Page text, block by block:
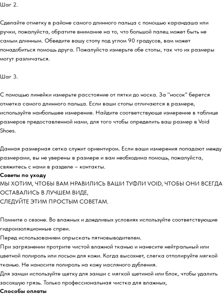
Шаг 2.
Сделайте отметку в районе самого длинного пальца с помощью карандаша или
ручки, пожалуйста, обратите внимание на то, что большой палец может быть не
самым длинным. Обведите вашу стопу под углом 90 градусов, вам может
понадобиться помощь друга. Пожалуйста измерьте обе стопы, так что их размеры
могут различаться.
Шаг 3.
С помощью линейки измерьте расстояние от пятки до носка. За "носок" берется
отметка самого длинного пальца. Если ваши стопы отличаются в размере,
используйте наибольшее измерение. Найдите соответствующе измерение в таблице
размеров предоставленной нами, для того чтобы определить ваш размер в Void
Shoes.
Данная размерная сетка служит ориентиром. Если ваши измерения попадают между
размерами, вы не уверены в размере и вам необходима помощь, пожалуйста,
свяжитесь с нами в разделе – контакты.
Советы по уходу
МЫ ХОТИМ, ЧТОБЫ ВАМ НРАВИЛИСЬ ВАШИ ТУФЛИ VOID, ЧТОБЫ ОНИ ВСЕГДА
ОСТАВАЛИСЬ В ЛУЧШЕМ ВИДЕ,
СЛЕДУЙТЕ ЭТИМ ПРОСТЫМ СОВЕТАМ.
Помните о сезоне. Во влажных и дождливых условиях используйте соответствующие
гидроизоляционные спреи.
Перед использованием опрыскать пятновыводителем.
При загрязнении протрите чистой влажной тканью и нанесите нейтральный или
цветной полироль или лосьон для кожи. Когда высохнет, слегка отполируйте мягкой
тканью. Не наносите полироль на кожу масляного дубления.
Для замши используйте щетку для замши с мягкой щетиной или блок, чтобы удалить
засохшую грязь. Только профессиональная чистка для влажных,
Способы оплаты